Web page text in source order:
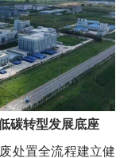
碳转型发展底座
处置全流程建立健